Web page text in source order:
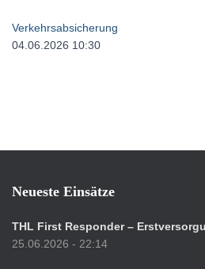
Verkehrsabsicherung
04.06.2026 10:30
Neueste Einsätze
THL First Responder –
25.06.2026 - 22:14